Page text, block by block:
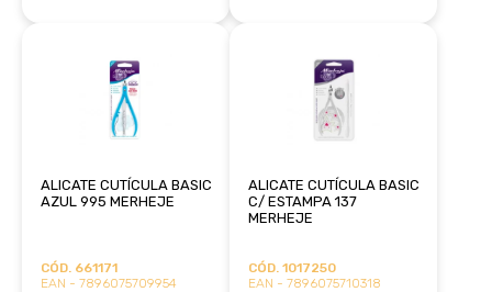
ALICATE CUTÍCULA BASIC
AZUL 995 MERHEJE
CÓD. 661171
EAN - 7896075709954
ALICATE CUTÍCULA BASIC
C/ ESTAMPA 137
MERHEJE
CÓD. 1017250
EAN - 7896075710318